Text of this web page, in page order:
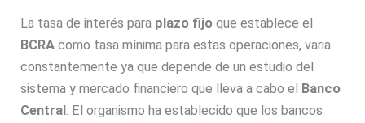
La tasa de interés para plazo fijo que establece el
BCRA como tasa mínima para estas operaciones, varia
constantemente ya que depende de un estudio del
sistema y mercado financiero que lleva a cabo el Banco
Central . El organismo ha establecido que los bancos